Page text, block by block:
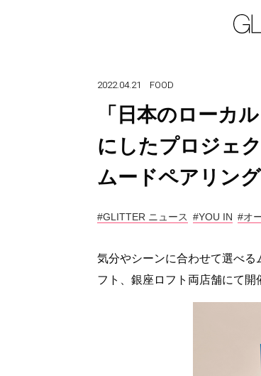
2022.04.21 FOOD
「日本のローカ
にしたプロジェ
ムードペアリン
#GLITTER ニュース #YOU IN #オ
気分やシーンに合わせて選べる
フト、銀座ロフト両店舗にて開